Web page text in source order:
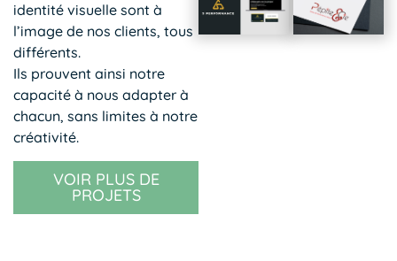
identité visuelle sont à
l’image de nos clients, tous
différents.
Ils prouvent ainsi notre
capacité à nous adapter à
chacun, sans limites à notre
créativité.
VOIR PLUS DE
PROJETS